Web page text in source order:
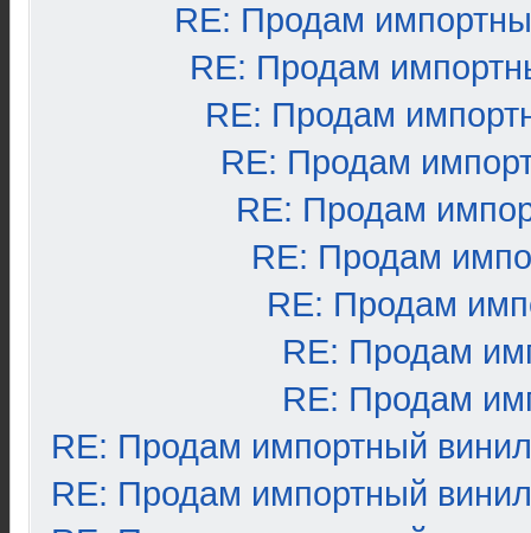
RE: Продам
RE: Продам
RE: Продам
RE: Продам
RE: Продам
RE: Продам
RE: Продам
RE: Продам
RE: Продам
RE: Продам импортный винил
RE: Продам импортный винил